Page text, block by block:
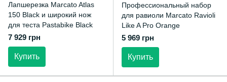
Лапшерезка Marcato Atlas
150 Black и широкий нож
для теста Pastabike Black
7 929 грн
Купить
Профессиональный набор
для равиоли Marcato Ravioli
Like A Pro Orange
5 969 грн
Купить